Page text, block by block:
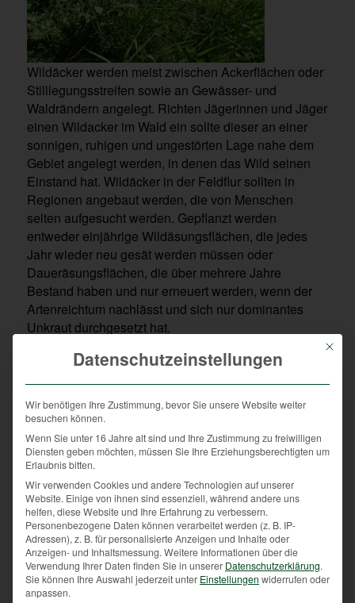
Wildäcker werden meist zwischen Ackerflächen oder
Stilllegungsstreifen sowie an Gewässer- und
Waldrändern angelegt. Richten Jägerinnen und Jäger
einen Wildacker im Wald ein sollte dieser an einer
sonnigen, ruhigen und ungestörten Lage nahe dem
Gebiet angelegt werden, in denen das Wild seinen
Einstand hat. Wildäcker in der Feldflur sollten in
Regionen angebaut werden, die von Menschen
selten aufgesucht werden. Gepflanzt werden
entweder einjährige Wildäsungsflächen, die jedes
Jahr wieder neu gesät werden müssen oder
Daueräsungsflächen, die über mehrere Jahre
Bestand haben und nur erneuert werden, wenn der
Artenreichtum nachlässt und sich nur dominantes
Unkraut durchgesetzt hat.
Die Jägerinnen und Jäger starten mit der Aussaat für
Wildäsungsflächen im Frühjahr. Angebaut werden
Gräser, Kräuter und Früchte für eine ausgewogene
Nahrungsvielfalt. Wildäcker werden speziell an die
Bedürfnisse des Wildes angepasst. Wichtig beim
und wiederkäuergerechte Anpflanzung, um den
speziellen Äsungsbedarf des Wildes zu decken.
Wildäcker werden vom Rotwild, Damwild, Reh- und
Schwarzwild aufgesucht, die hier primär ihre Nahrung
finden. Niederwildarten – wie Fasan, Rebhuhn oder
Feldhase – laben sich am Wildacker suchen aber
Mit
Datenschutzeinstellungen
Wir benötigen Ihre Zustimmung, bevor Sie unsere Website weiter
besuchen können.
Wenn Sie unter 16 Jahre alt sind und Ihre Zustimmung zu freiwilligen
Diensten geben möchten, müssen Sie Ihre Erziehungsberechtigten um
Erlaubnis bitten.
Wir verwenden Cookies und andere Technologien auf unserer
Website. Einige von ihnen sind essenziell, während andere uns
helfen, diese Website und Ihre Erfahrung zu verbessern.
Personenbezogene Daten können verarbeitet werden (z. B. IP-
Adressen), z. B. für personalisierte Anzeigen und Inhalte oder
Anzeigen- und Inhaltsmessung. Weitere Informationen über die
Verwendung Ihrer Daten finden Sie in unserer Datenschutzerklärung.
Sie können Ihre Auswahl jederzeit unter Einstellungen widerrufen oder
anpassen.